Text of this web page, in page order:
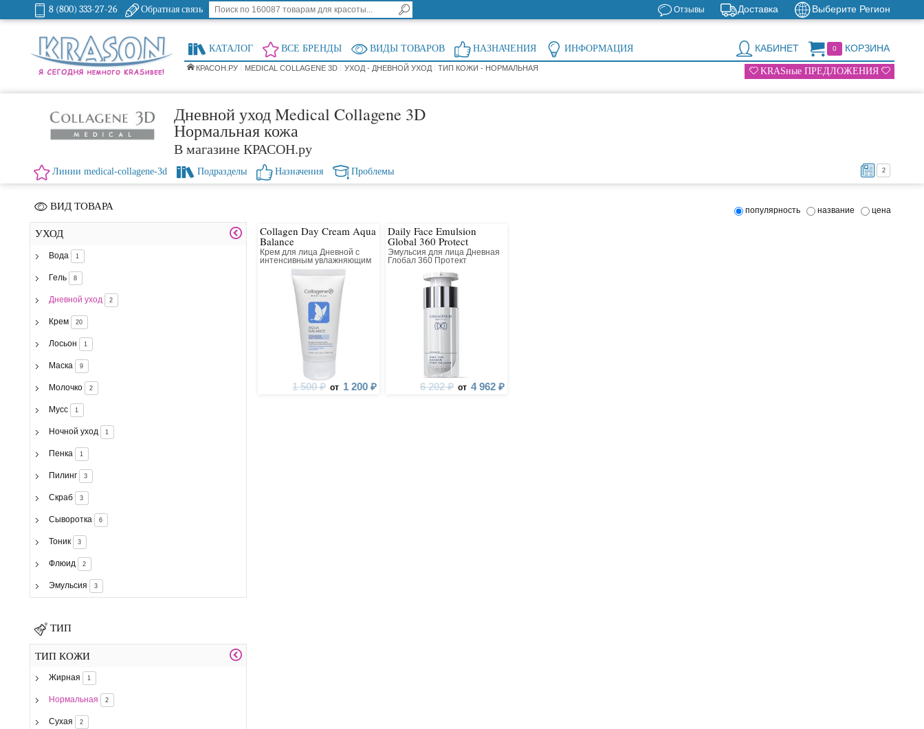
8 (800) 333-27-26 Обратная связь Выберите Регион
Доставка
Отзывы
0 КОРЗИНА
КАБИНЕТ
КАТАЛОГ ВСЕ БРЕНДЫ ВИДЫ ТОВАРОВ НАЗНАЧЕНИЯ ИНФОРМАЦИЯ
КРАСОН.РУ MEDICAL COLLAGENE 3D УХОД - ДНЕВНОЙ УХОД ТИП КОЖИ - НОРМАЛЬНАЯ KRASные ПРЕДЛОЖЕНИЯ
Дневной уход Medical Collagene 3D
Нормальная кожа
В магазине КРАСОН.ру
2
Линии medical-collagene-3d Подразделы Назначения Проблемы
ВИД ТОВАРА
УХОД
Вода 1
Гель 8
Дневной уход 2
Крем 20
Лосьон 1
Маска 9
Молочко 2
Мусс 1
Ночной уход 1
Пенка 1
Пилинг 3
Скраб 3
Сыворотка 6
Тоник 3
Флюид 2
Эмульсия 3
ТИП
ТИП КОЖИ
Жирная 1
Нормальная 2
Сухая 2
популярность название цена
Collagen Day Cream Aqua
Balance
Крем для лица Дневной с
интенсивным увлажняющим
и лифтинг действием
1 500 ₽ от 1 200 ₽
Daily Face Emulsion
Global 360 Protect
Эмульсия для лица Дневная
Глобал 360 Протект
6 202 ₽ от 4 962 ₽